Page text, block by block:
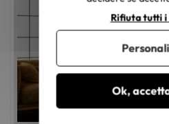
Ok,
Rifiuta tutti i